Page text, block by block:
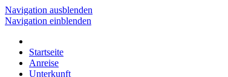
Navigation ausblenden
Navigation einblenden
Startseite
Anreise
Unterkunft